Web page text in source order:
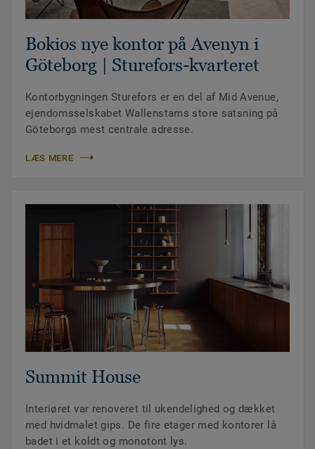
Bokios nye kontor på Avenyn i
Göteborg | Sturefors-kvarteret
Kontorbygningen Sturefors er en del af Mid Avenue,
ejendomsselskabet Wallenstams store satsning på
Göteborgs mest centrale adresse.
LÆS MERE
Summit House
Interiøret var renoveret til ukendelighed og dækket
med hvidmalet gips. De fire etager med kontorer lå
badet i et koldt og monotont lys.